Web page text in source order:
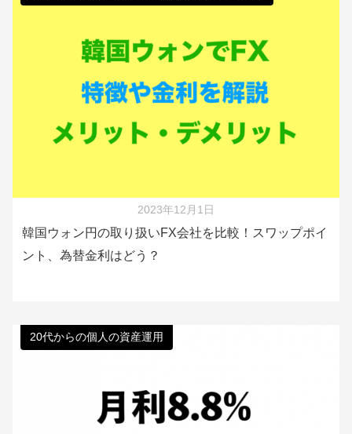
2023年12月1日
韓国ウォン円の取り扱いFX会社を比較！スワップポイ
ント、為替金利はどう？
20代からの個人の資産運用